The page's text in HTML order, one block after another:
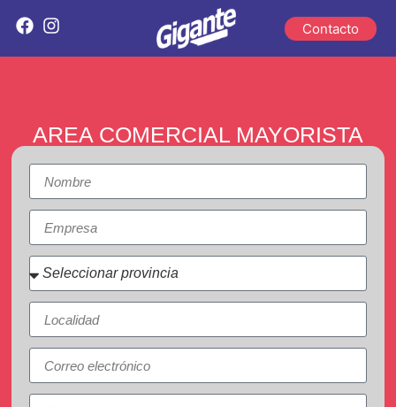
Contacto
AREA COMERCIAL MAYORISTA